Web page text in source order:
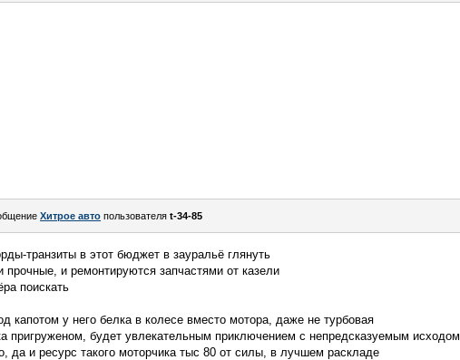
Хитрое авто пользователя t-34-85
транзиты в этот бюджет в зауральё глянуть
прочные, и ремонтируются запчастями от казели
поискать
капотом у него белка в колесе вместо мотора, даже не турбовая
пригруженом, будет увлекательным приключением с непредсказуемым исходом
да и ресурс такого моторчика тыс 80 от силы, в лучшем раскладе